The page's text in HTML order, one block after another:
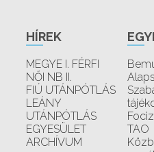
HÍREK
MEGYE I. FÉRFI
NŐI NB II.
FIÚ UTÁNPÓTLÁS
LEÁNY
UTÁNPÓTLÁS
EGYESÜLET
ARCHÍVUM
TAO